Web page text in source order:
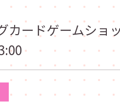
カードゲームショ